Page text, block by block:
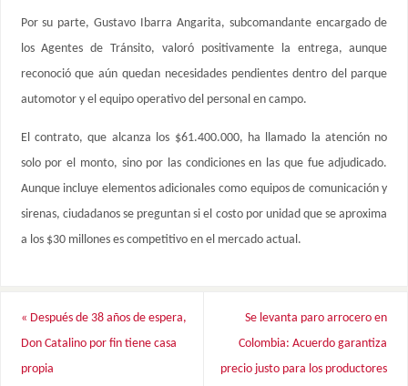
Por su parte, Gustavo Ibarra Angarita, subcomandante encargado de
los Agentes de Tránsito, valoró positivamente la entrega, aunque
reconoció que aún quedan necesidades pendientes dentro del parque
automotor y el equipo operativo del personal en campo.
El contrato, que alcanza los $61.400.000, ha llamado la atención no
solo por el monto, sino por las condiciones en las que fue adjudicado.
Aunque incluye elementos adicionales como equipos de comunicación y
sirenas, ciudadanos se preguntan si el costo por unidad que se aproxima
a los $30 millones es competitivo en el mercado actual.
« Después de 38 años de espera,
Don Catalino por fin tiene casa
propia
Se levanta paro arrocero en
Colombia: Acuerdo garantiza
precio justo para los productores